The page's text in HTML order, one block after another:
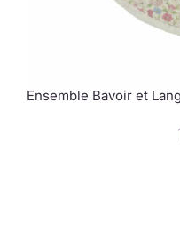
Ensemble Bavoir et